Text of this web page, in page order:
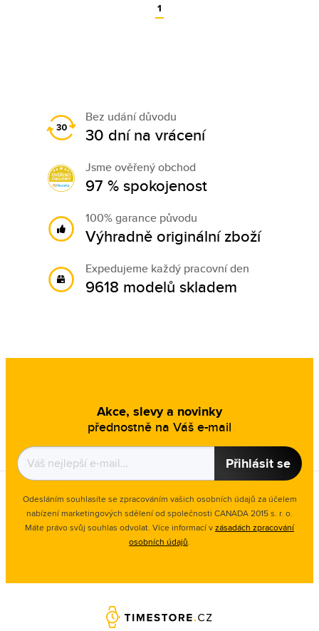
1
Bez udání důvodu
30 dní na vrácení
Jsme ověřený obchod
97 % spokojenost
100% garance původu
Výhradně originální zboží
Expedujeme každý pracovní den
9618 modelů skladem
Akce, slevy a novinky
přednostně na Váš e-mail
Přihlásit se
Odesláním souhlasíte se zpracováním vašich osobních údajů za účelem
nabízení marketingových sdělení od společnosti CANADA 2015 s. r. o.
Máte právo svůj souhlas odvolat. Více informací vzásadách zpracování
osobních údajů.